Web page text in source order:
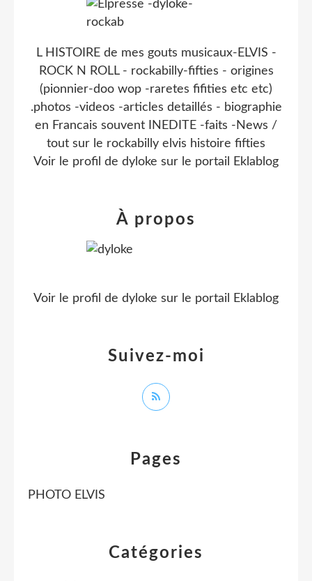
Catégories
Pages
PHOTO ELVIS
L HISTOIRE de mes gouts musicaux-ELVIS -
ROCK N ROLL - rockabilly-fifties - origines
(pionnier-doo wop -raretes fifities etc etc)
.photos -videos -articles detaillés - biographie
en Francais souvent INEDITE -faits -News /
tout sur le rockabilly elvis histoire fifties
Voir le profil de dyloke sur le portail Eklablog
Suivez-moi
À propos
Voir le profil de dyloke sur le portail Eklablog